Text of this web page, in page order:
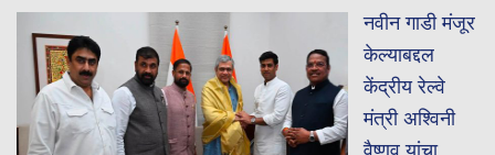
नवीन गाडी मंजूर
केल्याबद्दल
केंद्रीय रेल्वे
मंत्री अश्विनी
वैष्णव यांचा